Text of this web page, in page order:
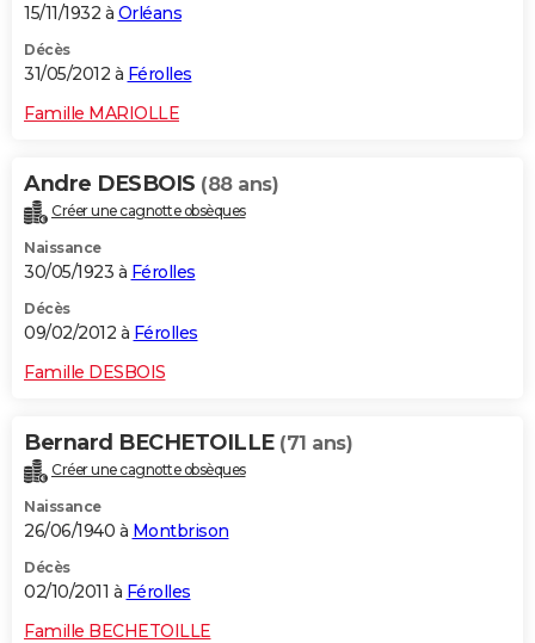
15/11/1932 à Orléans
Décès
31/05/2012 à Férolles
Famille MARIOLLE
Andre DESBOIS (88 ans)
Créer une cagnotte obsèques
Naissance
30/05/1923 à Férolles
Décès
09/02/2012 à Férolles
Famille DESBOIS
Bernard BECHETOILLE (71 ans)
Créer une cagnotte obsèques
Naissance
26/06/1940 à Montbrison
Décès
02/10/2011 à Férolles
Famille BECHETOILLE